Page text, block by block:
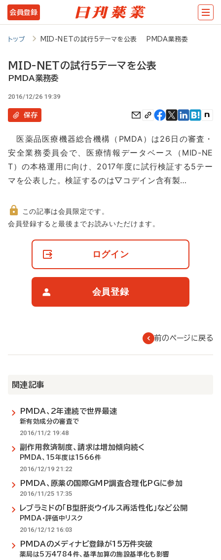
メ
イ
ツ
移
動
会員登録
トップ MID-NETの試行5テーマを公表 PMDA業務委
MID-NETの試行5テーマを公表
PMDA業務委
2016/12/26 19:39
保存
医薬品医療機器総合機構（PMDA）は26日の審査・
安全業務委員会で、医療情報データベース（MID-NE
T）の本格運用に向け、2017年度に試行検証する5テー
マを公表した。検証するのは▽コデイン含有製…
非
この記事は会員限定です。
会員登録すると最後までお読みいただけます。
ログイン
会員登録
前のページに戻る
関連記事
PMDA、2年連続で世界最速
新有効成分の審査で
2016/11/2 19:48
副作用救済制度、請求は増加傾向続く
PMDA、15年度は1566件
2016/12/19 21:22
PMDA、原薬の国際GMP調査合理化PGに参加
2016/11/25 17:35
レブラミドの「B型肝炎ウイルス再活性化」など公開
PMDA・評価中リスク
2016/12/12 16:03
PMDAのメディナビ登録が15万件突破
薬局は5万4784件、基準加算の施設基準化も影響